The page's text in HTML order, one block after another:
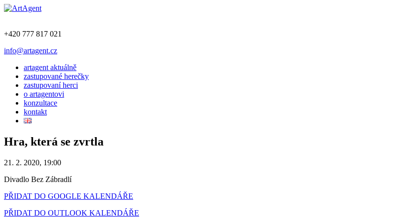
+420 777 817 021
info@artagent.cz
artagent aktuálně
zastupované herečky
zastupovaní herci
o artagentovi
konzultace
kontakt
Hra, která se zvrtla
21. 2. 2020, 19:00
Divadlo Bez Zábradlí
PŘIDAT DO GOOGLE KALENDÁŘE
PŘIDAT DO OUTLOOK KALENDÁŘE